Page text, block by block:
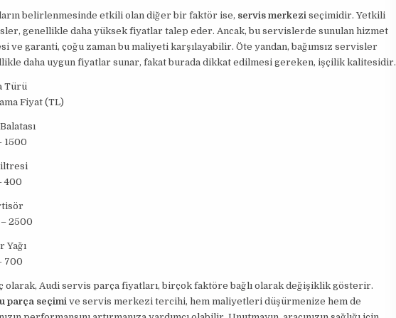
belirlenmesinde etkili olan diğer bir faktör ise, servis merkeziseçimidir. Yetkili
genellikle daha yüksek fiyatlar talep eder. Ancak, bu servislerde sunulan hizmet
ve garanti, çoğu zaman bu maliyeti karşılayabilir. Öte yandan, bağımsız servisler
daha uygun fiyatlar sunar, fakat burada dikkat edilmesi gereken, işçilik kalitesidir.
Türü
Fiyat (TL)
1500
400
2500
Yağı
700
olarak, Audi servis parça fiyatları, birçok faktöre bağlı olarak değişiklik gösterir.
parça seçimive servis merkezi tercihi, hem maliyetleri düşürmenize hem de